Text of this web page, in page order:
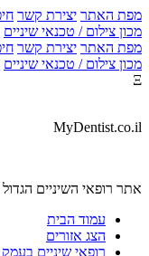
מפת האתר יצירת קשר
מכון צילום / טכנאי שיניים
מפת האתר יצירת קשר
מכון צילום / טכנאי שיניים
Ξ
MyDentist.co.il
אתר רופאי השיניים
עמוד הבית
הצג אזורים
רופאי שיניים